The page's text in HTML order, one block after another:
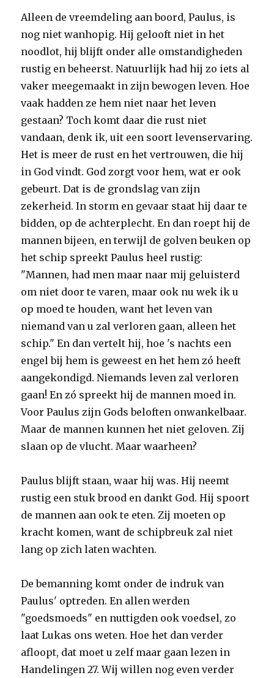
Alleen de vreemdeling aan boord, Paulus, is
nog niet wanhopig. Hij gelooft niet in het
noodlot, hij blijft onder alle omstandigheden
rustig en beheerst. Natuurlijk had hij zo iets al
vaker meegemaakt in zijn bewogen leven. Hoe
vaak hadden ze hem niet naar het leven
gestaan? Toch komt daar die rust niet
vandaan, denk ik, uit een soort levenservaring.
Het is meer de rust en het vertrouwen, die hij
in God vindt. God zorgt voor hem, wat er ook
gebeurt. Dat is de grondslag van zijn
zekerheid. In storm en gevaar staat hij daar te
bidden, op de achterplecht. En dan roept hij de
mannen bijeen, en terwijl de golven beuken op
het schip spreekt Paulus heel rustig:
"Mannen, had men maar naar mij geluisterd
om niet door te varen, maar ook nu wek ik u
op moed te houden, want het leven van
niemand van u zal verloren gaan, alleen het
schip." En dan vertelt hij, hoe 's nachts een
engel bij hem is geweest en het hem zó heeft
aangekondigd. Niemands leven zal verloren
gaan! En zó spreekt hij de mannen moed in.
Voor Paulus zijn Gods beloften onwankelbaar.
Maar de mannen kunnen het niet geloven. Zij
slaan op de vlucht. Maar waarheen?
Paulus blijft staan, waar hij was. Hij neemt
rustig een stuk brood en dankt God. Hij spoort
de mannen aan ook te eten. Zij moeten op
kracht komen, want de schipbreuk zal niet
lang op zich laten wachten.
De bemanning komt onder de indruk van
Paulus' optreden. En allen werden
"goedsmoeds" en nuttigden ook voedsel, zo
laat Lukas ons weten. Hoe het dan verder
afloopt, dat moet u zelf maar gaan lezen in
Handelingen 27. Wij willen nog even verder